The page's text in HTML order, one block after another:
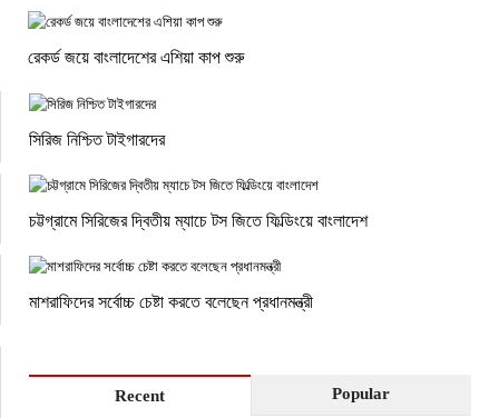
রেকর্ড জয়ে বাংলাদেশের এশিয়া কাপ শুরু
সিরিজ নিশ্চিত টাইগারদের
চট্টগ্রামে সিরিজের দ্বিতীয় ম্যাচে টস জিতে ফিল্ডিংয়ে বাংলাদেশ
মাশরাফিদের সর্বোচ্চ চেষ্টা করতে বলেছেন প্রধানমন্ত্রী
Recent Popular